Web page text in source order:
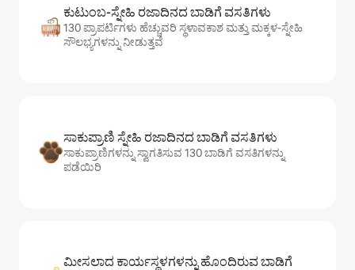
ಕುಟುಂಬ-ಸ್ನೇಹಿ ರಜಾದಿನದ ಬಾಡಿಗೆ ವಸತಿಗಳು
130 ಪ್ರಾಪರ್ಟಿಗಳು ಹೆಚ್ಚುವರಿ ಸ್ಥಳಾವಕಾಶ ಮತ್ತು ಮಕ್ಕಳ-ಸ್ನೇಹಿ
ಸೌಲಭ್ಯಗಳನ್ನು ನೀಡುತ್ತವೆ
ಸಾಕುಪ್ರಾಣಿ ಸ್ನೇಹಿ ರಜಾದಿನದ ಬಾಡಿಗೆ ವಸತಿಗಳು
ಸಾಕುಪ್ರಾಣಿಗಳನ್ನು ಸ್ವಾಗತಿಸುವ 130 ಬಾಡಿಗೆ ವಸತಿಗಳನ್ನು
ಪಡೆಯಿರಿ
ಮೀಸಲಾದ ಕಾರ್ಯಸ್ಥಳಗಳನ್ನು ಹೊಂದಿರುವ ಬಾಡಿಗೆ